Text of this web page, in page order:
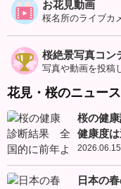
お花見動画
桜名所のライブカ
桜絶景写真コン
写真や動画を投稿
花見・桜のニュース
桜の健
健康度
日本の